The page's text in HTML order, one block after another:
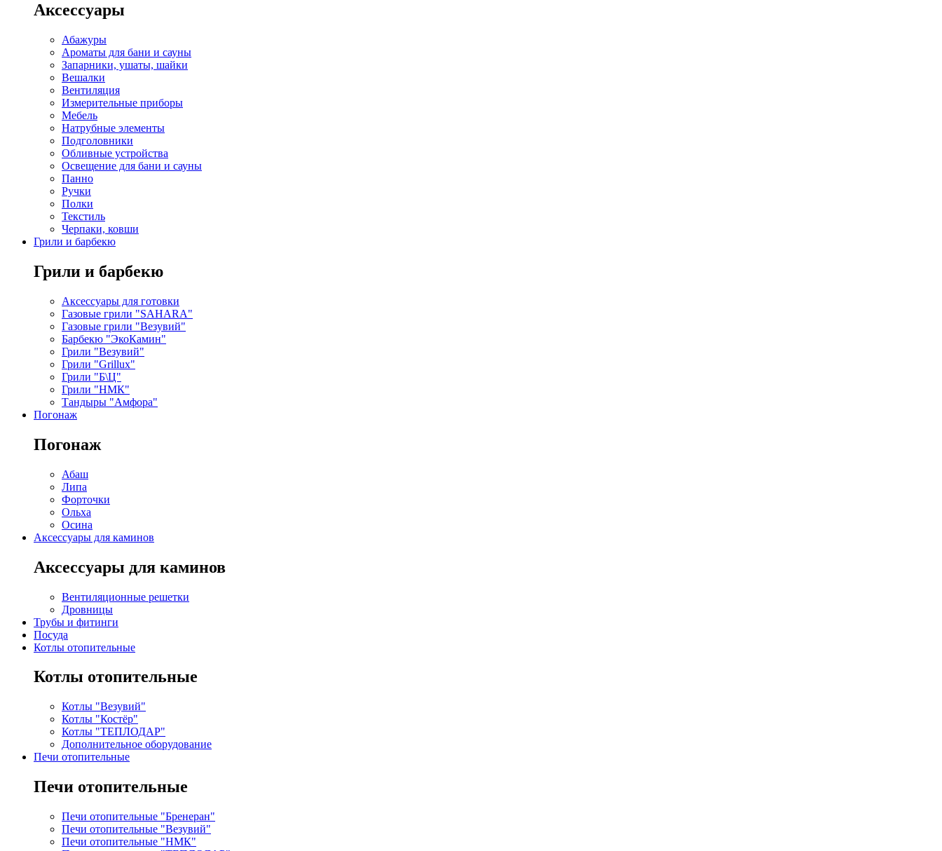
Аксессуары
Абажуры
Ароматы для бани и сауны
Запарники, ушаты, шайки
Вешалки
Вентиляция
Измерительные приборы
Мебель
Натрубные элементы
Подголовники
Обливные устройства
Освещение для бани и сауны
Панно
Ручки
Полки
Текстиль
Черпаки, ковши
Грили и барбекю
Грили и барбекю
Аксессуары для готовки
Газовые грили "SAHARA"
Газовые грили "Везувий"
Барбекю "ЭкоКамин"
Грили "Везувий"
Грили "Grillux"
Грили "Б\Ц"
Грили "НМК"
Тандыры "Амфора"
Погонаж
Погонаж
Абаш
Липа
Форточки
Ольха
Осина
Аксессуары для каминов
Аксессуары для каминов
Вентиляционные решетки
Дровницы
Трубы и фитинги
Посуда
Котлы отопительные
Котлы отопительные
Котлы "Везувий"
Котлы "Костёр"
Котлы "ТЕПЛОДАР"
Дополнительное оборудование
Печи отопительные
Печи отопительные
Печи отопительные "Бренеран"
Печи отопительные "Везувий"
Печи отопительные "НМК"